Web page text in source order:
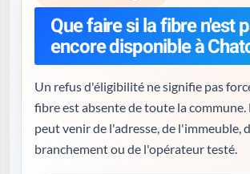
Que faire si la fibre n'est
encore disponible à
Un refus d'éligibilité ne signifie pas
fibre est absente de toute la commune. Le blocage
peut venir de l'adresse, de l'immeuble,
branchement ou de l'opérateur testé.